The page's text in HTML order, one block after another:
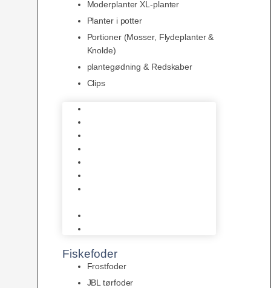
Moderplanter XL-planter
Planter i potter
Portioner (Mosser, Flydeplanter &
Knolde)
plantegødning & Redskaber
Clips
Fiskefoder
Frostfoder
JBL tørfoder